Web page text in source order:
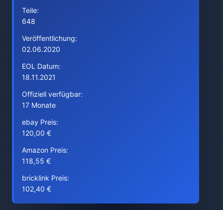
Teile:
648
Veröffentlichung:
02.06.2020
EOL Datum:
18.11.2021
Offiziell verfügbar:
17 Monate
ebay Preis:
120,00 €
Amazon Preis:
118,55 €
bricklink Preis:
102,40 €